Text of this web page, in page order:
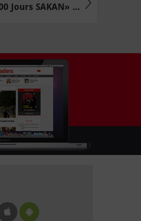
Jours SAKAN» ...